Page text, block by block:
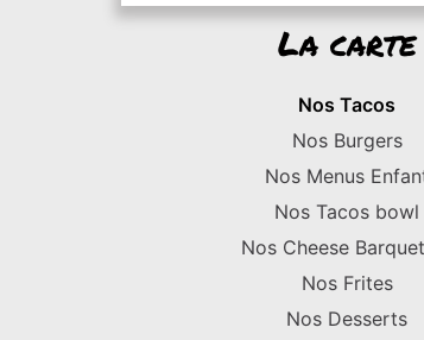
La carte
Nos Tacos
Nos Burgers
Nos Menus
Nos Tacos bowl
Nos Cheese
Nos Frites
Nos Desserts